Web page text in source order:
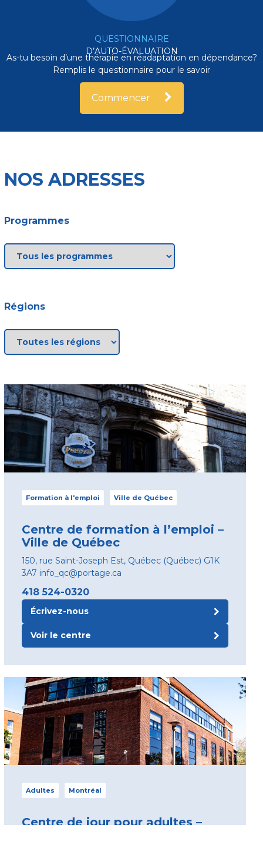
QUESTIONNAIRE
D’AUTO-ÉVALUATION
As-tu besoin d’une thérapie en réadaptation en dépendance?
Remplis le questionnaire pour le savoir
Commencer
NOS ADRESSES
Programmes
Régions
Formation à l'emploi Ville de Québec
Centre de formation à l’emploi –
Ville de Québec
150, rue Saint-Joseph Est, Québec (Québec) G1K
3A7 info_qc@portage.ca
418 524-0320
Écrivez-nous
Voir le centre
Adultes Montréal
Centre de jour pour adultes –